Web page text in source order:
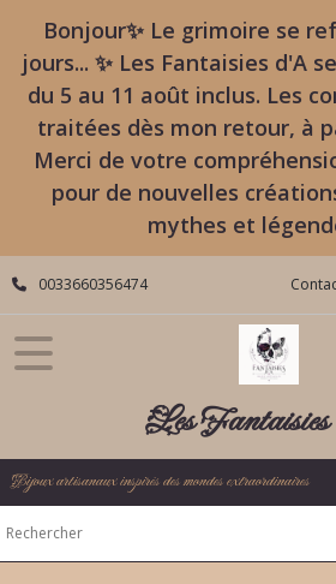
Bonjour✨ Le grimoire se
jours... ✨ Les Fantaisies d'A
du 5 au 11 août inclus. Les
traitées dès mon retour, à
Merci de votre
pour de nouvelles
mythes et
0033660356474
Les
Bijoux artisanaux inspirés des mondes extraordinaires